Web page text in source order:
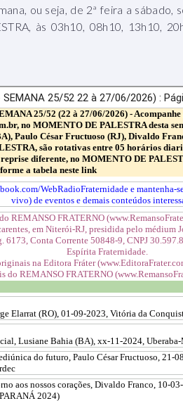
ou seja, de 2ª feira a
às 03h10, 08h10, 13h10,